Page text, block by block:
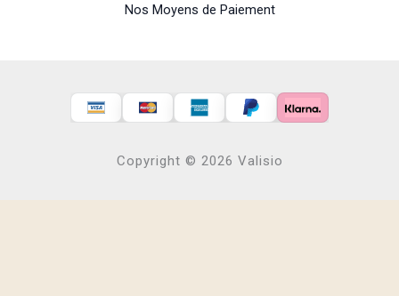
Nos Moyens de Paiement
Copyright © 2026 Valisio